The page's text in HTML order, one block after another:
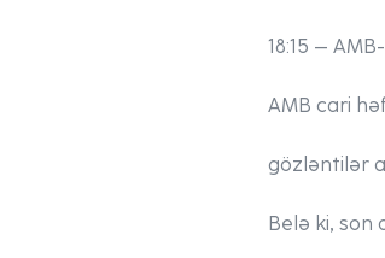
18:15 – AMB-
AMB cari
gözləntilər
Belə ki, son